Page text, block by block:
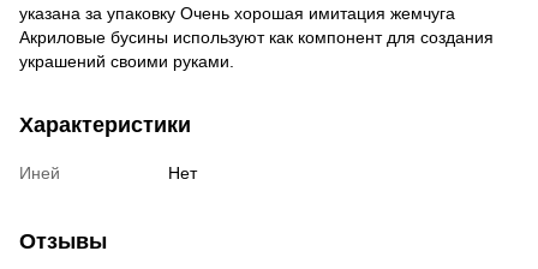
указана за упаковку Очень хорошая имитация жемчуга
Акриловые бусины используют как компонент для создания
украшений своими руками.
Характеристики
Иней Нет
Отзывы